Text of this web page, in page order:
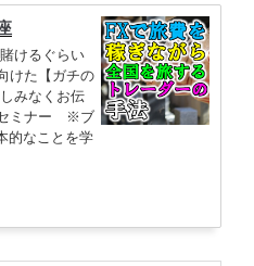
けるぐらい
けた【ガチの
みなくお伝
セミナー ※ブ
的なことを学